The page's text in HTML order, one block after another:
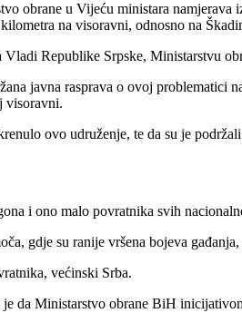
obrane u Vijeću ministara
na visoravni, odnosno na
Republike Srpske, Ministarstvu
javna rasprava o ovoj
visoravni.
ovo udruženje, te da su je
i ono malo povratnika svih
gdje su ranije vršena bojeva
većinski Srba.
da Ministarstvo obrane BiH